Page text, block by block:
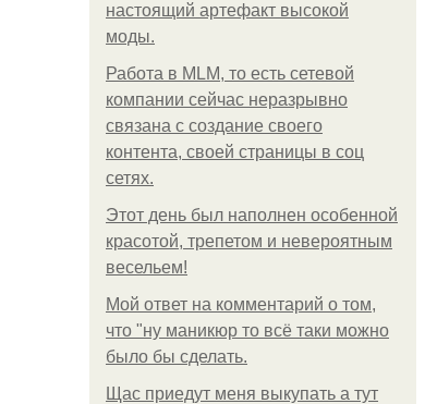
настоящий артефакт высокой
моды.
Работа в MLM, то есть сетевой
компании сейчас неразрывно
связана с создание своего
контента, своей страницы в соц
сетях.
Этот день был наполнен особенной
красотой, трепетом и невероятным
весельем!
Мой ответ на комментарий о том,
что "ну маникюр то всё таки можно
было бы сделать.
Щас приедут меня выкупать а тут